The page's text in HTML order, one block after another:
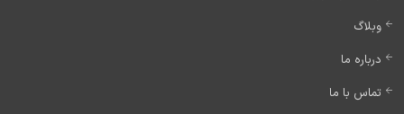
وبلاگ
درباره ما
تماس با ما